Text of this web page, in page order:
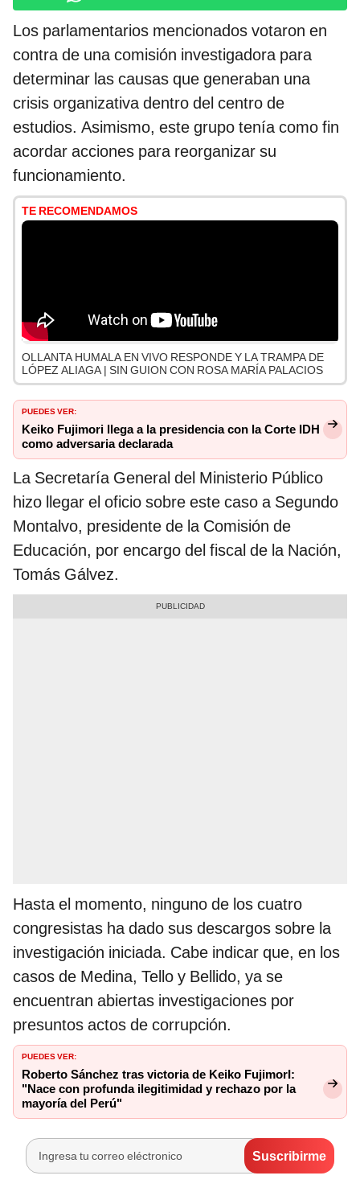
Los parlamentarios mencionados votaron en
contra de una comisión investigadora para
determinar las causas que generaban una
crisis organizativa dentro del centro de
estudios. Asimismo, este grupo tenía como fin
acordar acciones para reorganizar su
funcionamiento.
TE RECOMENDAMOS
OLLANTA HUMALA EN VIVO RESPONDE Y LA TRAMPA DE
LÓPEZ ALIAGA | SIN GUION CON ROSA MARÍA PALACIOS
PUEDES VER:
Keiko Fujimori llega a la presidencia con la Corte IDH
como adversaria declarada
La Secretaría General del Ministerio Público
hizo llegar el oficio sobre este caso a Segundo
Montalvo, presidente de la Comisión de
Educación, por encargo del fiscal de la Nación,
Tomás Gálvez.
Hasta el momento, ninguno de los cuatro
congresistas ha dado sus descargos sobre la
investigación iniciada. Cabe indicar que, en los
casos de Medina, Tello y Bellido, ya se
encuentran abiertas investigaciones por
presuntos actos de corrupción.
PUEDES VER:
Roberto Sánchez tras victoria de Keiko FujimorI:
"Nace con profunda ilegitimidad y rechazo por la
mayoría del Perú"